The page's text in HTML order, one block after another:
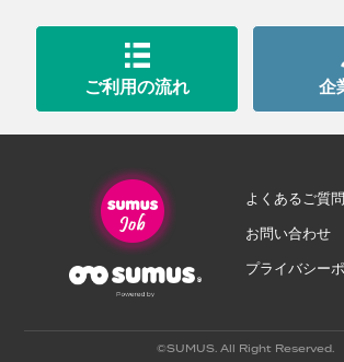
ご利用の流れ 企
よくあるご質問
お問い合わせ
プライバシー
©SUMUS. All Right Reserved.